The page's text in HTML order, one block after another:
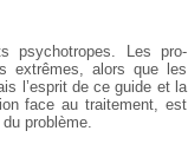
psychotropes. Les pro-
extrêmes, alors que les
l’esprit de ce guide et la
face au traitement, est
problème.